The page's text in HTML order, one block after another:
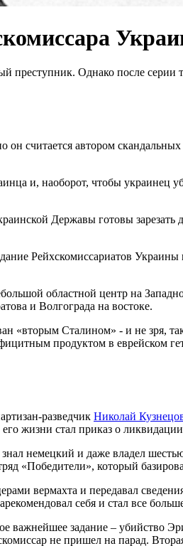
преступник. Однако после
считается автором
и, наоборот, чтобы
Державы готовы
Рейхскомиссариатов
областной центр на
и Волгограда на востоке.
Сталином» - и не зря,
продуктом в еврейском
разведчик Николай
жизни стал приказ о
немецкий и даже владел
«Победители», который
вермахта и передавал
себя и стал все
важнейшее задание – убийство
не пришел на парад.